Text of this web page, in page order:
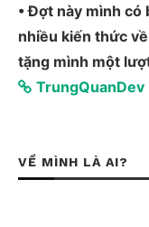
• Đợt này mình có
nhiều kiến thức
tặng mình một
VỀ MÌNH LÀ AI?